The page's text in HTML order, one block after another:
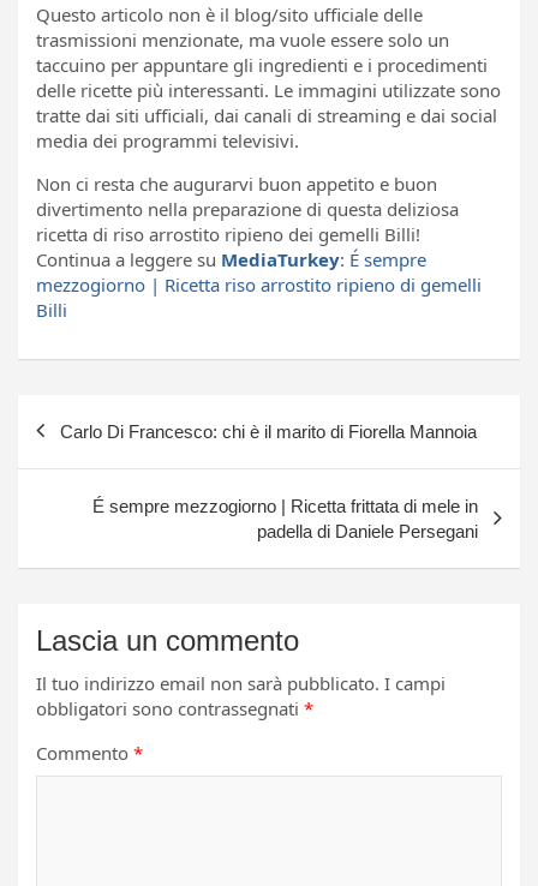
Questo articolo non è il blog/sito ufficiale delle
trasmissioni menzionate, ma vuole essere solo un
taccuino per appuntare gli ingredienti e i procedimenti
delle ricette più interessanti. Le immagini utilizzate sono
tratte dai siti ufficiali, dai canali di streaming e dai social
media dei programmi televisivi.
Non ci resta che augurarvi buon appetito e buon
divertimento nella preparazione di questa deliziosa
ricetta di riso arrostito ripieno dei gemelli Billi!
Continua a leggere su MediaTurkey: É sempre
mezzogiorno | Ricetta riso arrostito ripieno di gemelli
Billi
Carlo Di Francesco: chi è il marito di Fiorella Mannoia
É sempre mezzogiorno | Ricetta frittata di mele in
padella di Daniele Persegani
Lascia un commento
Il tuo indirizzo email non sarà pubblicato. I campi
obbligatori sono contrassegnati *
Commento *